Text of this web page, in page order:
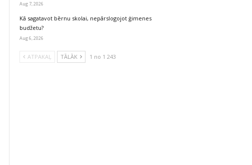
Aug 7, 2026
Kā sagatavot bērnu skolai, nepārslogojot ģimenes
budžetu?
Aug 6, 2026
ATPAKAĻ TĀLĀK 1 no 1 243